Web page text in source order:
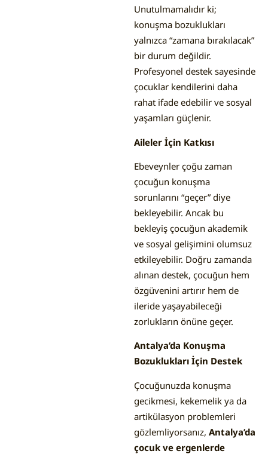
Unutulmamalıdır ki;
konuşma bozuklukları
yalnızca “zamana bırakılacak”
bir durum değildir.
Profesyonel destek sayesinde
çocuklar kendilerini daha
rahat ifade edebilir ve sosyal
yaşamları güçlenir.
Aileler İçin Katkısı
Ebeveynler çoğu zaman
çocuğun konuşma
sorunlarını “geçer” diye
bekleyebilir. Ancak bu
bekleyiş çocuğun akademik
ve sosyal gelişimini olumsuz
etkileyebilir. Doğru zamanda
alınan destek, çocuğun hem
özgüvenini artırır hem de
ileride yaşayabileceği
zorlukların önüne geçer.
Antalya’da Konuşma
Bozuklukları İçin Destek
Çocuğunuzda konuşma
gecikmesi, kekemelik ya da
artikülasyon problemleri
gözlemliyorsanız, Antalya’da
çocuk ve ergenlerde